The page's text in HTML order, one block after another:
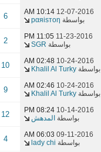
12-07-2016
10:14 AM
بواسطة pαяisтoη
6
11-23-2016
11:05 PM
بواسطة SGR
2
10-24-2016
02:48 AM
بواسطة Khalil Al Turky
10
10-24-2016
02:46 AM
بواسطة Khalil Al Turky
9
10-14-2016
08:24 PM
بواسطة المدهش 12
09-11-2016
06:03 AM
بواسطة lady chi
4